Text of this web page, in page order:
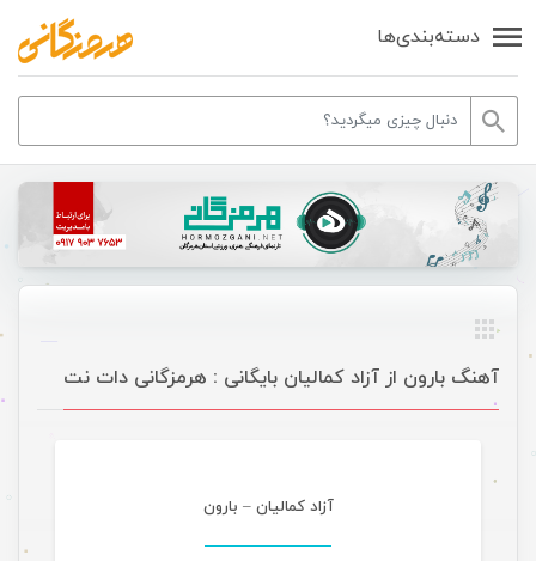
دسته‌بندی‌ها
آهنگ بارون از آزاد کمالیان بایگانی : هرمزگانی دات نت
آزاد کمالیان – بارون